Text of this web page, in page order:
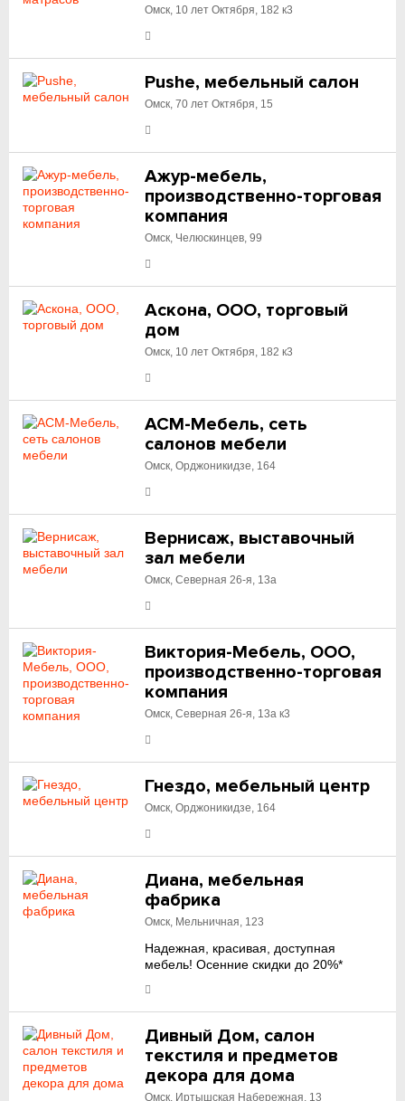
Омск, 10 лет Октября, 182 к3
Pushe, мебельный салон
Омск, 70 лет Октября, 15
Ажур-мебель,
производственно-торговая
компания
Омск, Челюскинцев, 99
Аскона, ООО, торговый
дом
Омск, 10 лет Октября, 182 к3
АСМ-Мебель, сеть
салонов мебели
Омск, Орджоникидзе, 164
Вернисаж, выставочный
зал мебели
Омск, Северная 26-я, 13а
Виктория-Мебель, ООО,
производственно-торговая
компания
Омск, Северная 26-я, 13а к3
Гнездо, мебельный центр
Омск, Орджоникидзе, 164
Диана, мебельная
фабрика
Омск, Мельничная, 123
Надежная, красивая, доступная
мебель! Осенние скидки до 20%*
Дивный Дом, салон
текстиля и предметов
декора для дома
Омск, Иртышская Набережная, 13